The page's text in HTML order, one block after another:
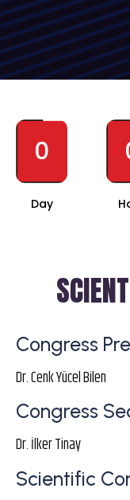
0
Day
Congress
Dr. Cenk Yücel Bilen
Congress
Dr. İlker Tinay
Scientific